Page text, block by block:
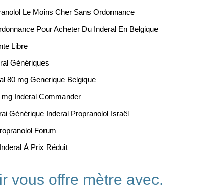
Le Moins Cher Sans Ordonnance
Pour Acheter Du Inderal En Belgique
Libre
Génériques
80 mg Generique Belgique
Inderal Commander
Générique Inderal Propranolol Israël
Forum
À Prix Réduit
vous offre mètre avec.